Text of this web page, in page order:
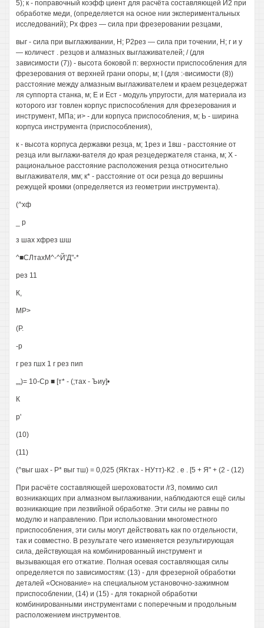
5); к - поправочный коэфф циент для расчёта составляющей И2 при
обработке меди, (определяется на осное нии экспериментальных
исследований); Рх фрез — сила при фрезеровании резцами,
выг - сила при выглаживании, Н; Р2рез — сила при точении, Н; г и у
— количест . резцов и алмазных выглаживателей; / (для
зависимости (7)) - высота боковой п: верхности приспособления для
фрезерования от верхней грани опоры, м; I (для :-висимости (8))
расстояние между алмазным выглаживателем и краем резцедержат
ля суппорта станка, м; Е и Ест - модуль упругости, для материала из
которого изг товлен корпус приспособления для фрезерования и
инструмент, МПа; и> - дли корпуса приспособления, м; Ь - ширина
корпуса инструмента (приспособления),
к - высота корпуса державки резца, м; 1рез и 1вш - расстояние от
резца или выглажи-вателя до края резцедержателя станка, м; X -
рациональное расстояние расположения резца относительно
выглаживателя, мм; к* - расстояние от оси резца до вершины
режущей кромки (определяется из геометрии инструмента).
(^хф
_ р
з шах хфрез шш
^■СЛтахМ^-^Й'Д"-*
рез 11
К,
МР>
(Р.
-р
г рез гшх 1 г рез пип
„„)= 10-Ср ■ [т* - (;тах - Ъиу]•
К
р'
(10)
(11)
(^выг шах - Р* выг тш) = 0,025 (ЯКтах - НУтт)-К2 . е . [5 + Я" + (2 - (12)
При расчёте составляющей шероховатости /г3, помимо сил
возникающих при алмазном выглаживании, наблюдаются ещё силы
возникающие при лезвийной обработке. Эти силы не равны по
модулю и направлению. При использовании многоместного
приспособления, эти силы могут действовать как по отдельности,
так и совместно. В результате чего изменяется результирующая
сила, действующая на комбинированный инструмент и
вызывающая его отжатие. Полная осевая составляющая силы
определяется по зависимостям: (13) - для фрезерной обработки
деталей «Основание» на специальном установочно-зажимном
приспособлении, (14) и (15) - для токарной обработки
комбинированными инструментами с поперечным и продольным
расположением инструментов.